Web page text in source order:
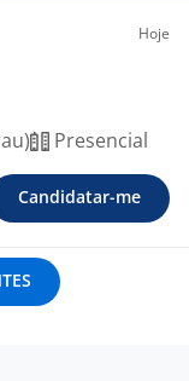
Hoje
Presencial
Candidatar-me